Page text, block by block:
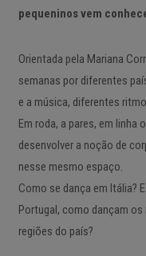
pequeninos vem
Orientada pela Mariana
semanas por diferentes
e a música, diferentes
Em roda, a pares, em linha
desenvolver a noção de
nesse mesmo espaço.
Como se dança em Itália?
Portugal, como dançam
regiões do país?